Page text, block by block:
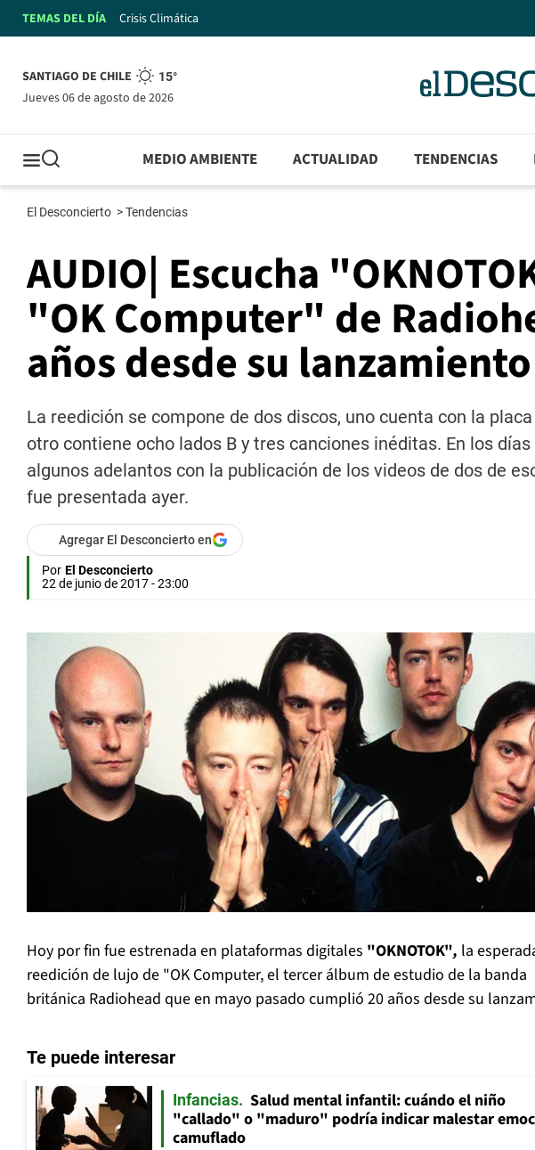
TEMAS DEL DÍA Crisis Climática
SANTIAGO DE CHILE 15°
jueves 06 de agosto de 2026
MEDIO AMBIENTE ACTUALIDAD TENDENCIAS
El Desconcierto >Tendencias
AUDIO| Escucha
"OK Computer" de
años desde su lanzamiento
La reedición se compone de dos discos, uno cuenta con la
otro contiene ocho lados B y tres canciones inéditas. En los
algunos adelantos con la publicación de los videos de dos de
fue presentada ayer.
Agregar El Desconcierto en
Por El Desconcierto
22 de junio de 2017 - 23:00
Hoy por fin fue estrenada en plataformas digitales "OKNOTOK", la
reedición de lujo de "OK Computer, el tercer álbum de estudio de la banda
británica Radiohead que en mayo pasado cumplió 20 años desde su
Te puede interesar
Infancias
Salud mental infantil: cuándo el niño
"callado" o "maduro" podría indicar malestar
camuflado